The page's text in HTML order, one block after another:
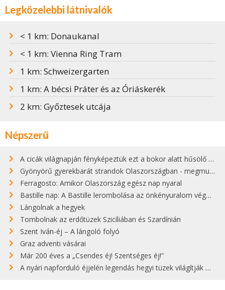
Legközelebbi látnivalók
< 1 km: Donaukanal
< 1 km: Vienna Ring Tram
1 km: Schweizergarten
1 km: A bécsi Práter és az Óriáskerék
2 km: Győztesek utcája
Népszerű
A cicák világnapján fényképeztük ezt a bokor alatt hűsölő cicát Kisorosziban
Gyönyörű gyerekbarát strandok Olaszországban - megmutatjuk a 15 legjobbat
Ferragosto: Amikor Olaszország egész nap nyaral
Bastille nap: A Bastille lerombolása az önkényuralom végét jelentette
Lángolnak a hegyek
Tombolnak az erdőtüzek Szicíliában és Szardínián
Szent Iván-éj – A lángoló folyó
Graz adventi vásárai
Már 200 éves a „Csendes éj! Szentséges éj!”
A nyári napforduló éjjelén legendás hegyi tüzek világítják meg Zugspitzét